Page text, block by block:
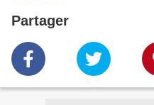
Partager